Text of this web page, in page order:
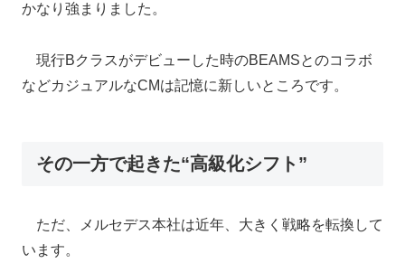
かなり強まりました。
現行Bクラスがデビューした時のBEAMSとのコラボ
などカジュアルなCMは記憶に新しいところです。
その一方で起きた“高級化シフト”
ただ、メルセデス本社は近年、大きく戦略を転換して
います。